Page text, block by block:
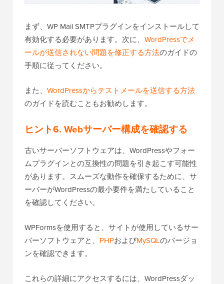
まず、WP Mail SMTPプラグインをインストールして
有効化する必要があります。次に、 WordPressでメ
ールが送信されない問題を修正する方法のガイドの
手順に従ってください。
また、 WordPressからテストメールを送信する方法
のガイドを読むこともお勧めします。
ヒント6. Webサーバー構成を確認する
古いサーバーソフトウェアは、WordPressやフォー
ムプラグインとの互換性の問題を引き起こす可能性
があります。スムーズな動作を確保するために、サ
ーバーがWordPressの最小要件を満たしていること
を確認してください。
WPFormsを使用すると、サイトが使用しているサー
バーソフトウェアと、 PHPおよびMySQLのバージョ
ンを確認できます。
これらの詳細にアクセスするには、WordPressダッ